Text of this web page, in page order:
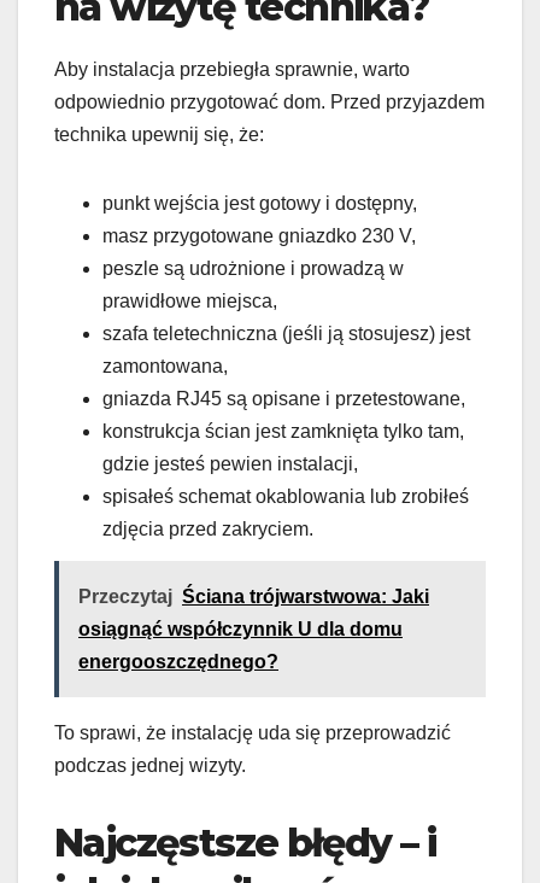
Aby instalacja przebiegła sprawnie, warto
odpowiednio przygotować dom. Przed przyjazdem
technika upewnij się, że:
punkt wejścia jest gotowy i dostępny,
masz przygotowane gniazdko 230 V,
peszle są udrożnione i prowadzą w
prawidłowe miejsca,
szafa teletechniczna (jeśli ją stosujesz) jest
zamontowana,
gniazda RJ45 są opisane i przetestowane,
konstrukcja ścian jest zamknięta tylko tam,
gdzie jesteś pewien instalacji,
spisałeś schemat okablowania lub zrobiłeś
zdjęcia przed zakryciem.
Przeczytaj Ściana trójwarstwowa: Jaki
osiągnąć współczynnik U dla domu
energooszczędnego?
To sprawi, że instalację uda się przeprowadzić
podczas jednej wizyty.
Najczęstsze błędy – i